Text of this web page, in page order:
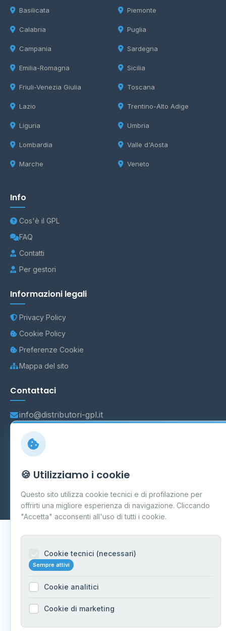
Basilicata
Calabria
Campania
Emilia-Romagna
Friuli-Venezia Giulia
Lazio
Liguria
Lombardia
Marche
Piemonte
Puglia
Sardegna
Sicilia
Toscana
Trentino-Alto Adige
Umbria
Valle d'Aosta
Veneto
Info
Cos'è il GPL
FAQ
Contatti
Per gestori
Informazioni legali
Privacy Policy
Cookie Policy
Preferenze Cookie
Mappa del sito
Contattaci
info@distributori-gpl.it
Carpi P.IVA 03859300364
Dati forniti daMinistero delle Imprese e del Made in Italy
Aggiornamento quotidiano
🍪 Utilizziamo i cookie
Questo sito utilizza cookie tecnici e di profilazione per
offrirti una migliore esperienza di navigazione. Cliccando
"Accetta" acconsenti all'uso di tutti i cookie.
Cookie tecnici (necessari)
Sempre attivi
Cookie analitici
Cookie di marketing